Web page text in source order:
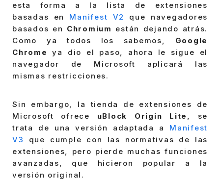
esta forma a la lista de extensiones
basadas en Manifest V2 que navegadores
basados en Chromium están dejando atrás.
Como ya todos los sabemos, Google
Chrome
ya dio el paso, ahora le sigue el
navegador de Microsoft aplicará las
mismas restricciones.
Sin embargo, la tienda de extensiones de
Microsoft ofrece uBlock Origin Lite , se
trata de una versión adaptada a Manifest
V3
que cumple con las normativas de las
extensiones, pero pierde muchas funciones
avanzadas, que hicieron popular a la
versión original.